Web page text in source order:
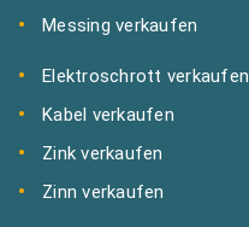
Messing verkaufen
Elektroschrott verkaufen
Kabel verkaufen
Zink verkaufen
Zinn verkaufen